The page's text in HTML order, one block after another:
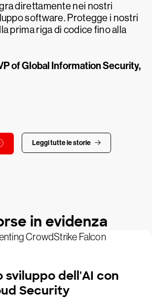
direttamente nei nostri
software. Protegge i nostri
prima riga di codice fino alla
of Global Information Security,
Leggi tutte le storie
in evidenza
sviluppo dell'AI con
Security